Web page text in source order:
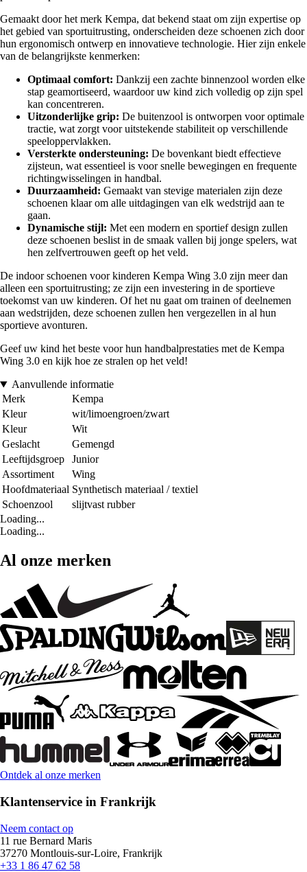
Gemaakt door het merk Kempa, dat bekend staat om zijn expertise op
het gebied van sportuitrusting, onderscheiden deze schoenen zich door
hun ergonomisch ontwerp en innovatieve technologie. Hier zijn enkele
van de belangrijkste kenmerken:
Optimaal comfort: Dankzij een zachte binnenzool worden elke
stap geamortiseerd, waardoor uw kind zich volledig op zijn spel
kan concentreren.
Uitzonderlijke grip: De buitenzool is ontworpen voor optimale
tractie, wat zorgt voor uitstekende stabiliteit op verschillende
speeloppervlakken.
Versterkte ondersteuning: De bovenkant biedt effectieve
zijsteun, wat essentieel is voor snelle bewegingen en frequente
richtingwisselingen in handbal.
Duurzaamheid: Gemaakt van stevige materialen zijn deze
schoenen klaar om alle uitdagingen van elk wedstrijd aan te
gaan.
Dynamische stijl: Met een modern en sportief design zullen
deze schoenen beslist in de smaak vallen bij jonge spelers, wat
hen zelfvertrouwen geeft op het veld.
De indoor schoenen voor kinderen Kempa Wing 3.0 zijn meer dan
alleen een sportuitrusting; ze zijn een investering in de sportieve
toekomst van uw kinderen. Of het nu gaat om trainen of deelnemen
aan wedstrijden, deze schoenen zullen hen vergezellen in al hun
sportieve avonturen.
Geef uw kind het beste voor hun handbalprestaties met de Kempa
Wing 3.0 en kijk hoe ze stralen op het veld!
Aanvullende informatie
Merk
Kempa
Kleur
wit/limoengroen/zwart
Kleur
Wit
Geslacht
Gemengd
Leeftijdsgroep
Junior
Assortiment
Wing
Hoofdmateriaal Synthetisch materiaal / textiel
Schoenzool
slijtvast rubber
Loading...
Loading...
Al onze merken
Ontdek al onze merken
Klantenservice in Frankrijk
Neem contact op
11 rue Bernard Maris
37270 Montlouis-sur-Loire, Frankrijk
+33 1 86 47 62 58